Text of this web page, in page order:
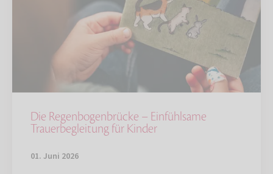
Die Regenbogenbrücke – Einfühlsame
Trauerbegleitung für Kinder
01. Juni 2026